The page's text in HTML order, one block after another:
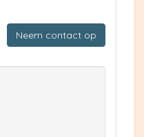
Neem contact op